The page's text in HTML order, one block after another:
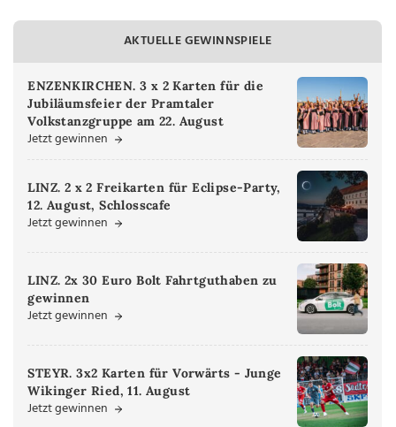
AKTUELLE GEWINNSPIELE
ENZENKIRCHEN. 3 x 2 Karten für die
Jubiläumsfeier der Pramtaler
Volkstanzgruppe am 22. August
Jetzt gewinnen
LINZ. 2 x 2 Freikarten für Eclipse-Party,
12. August, Schlosscafe
Jetzt gewinnen
LINZ. 2x 30 Euro Bolt Fahrtguthaben zu
gewinnen
Jetzt gewinnen
STEYR. 3x2 Karten für Vorwärts - Junge
Wikinger Ried, 11. August
Jetzt gewinnen